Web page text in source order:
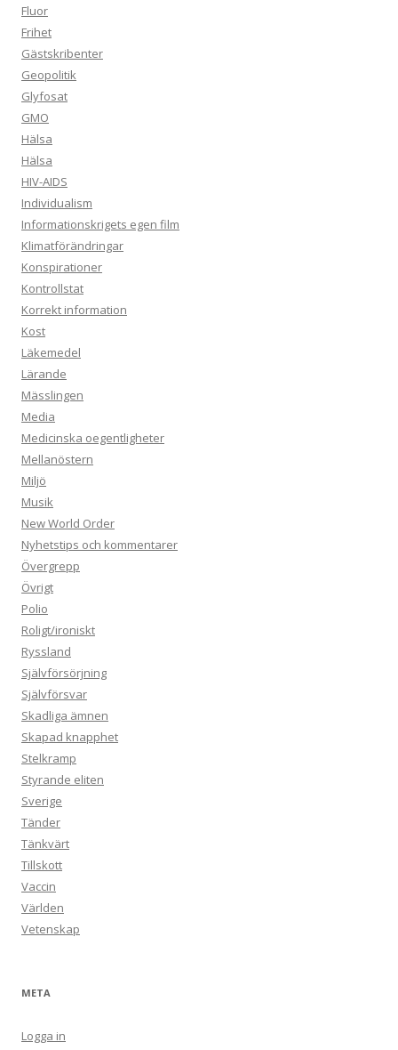
Fluor
Frihet
Gästskribenter
Geopolitik
Glyfosat
GMO
Hälsa
Hälsa
HIV-AIDS
Individualism
Informationskrigets egen film
Klimatförändringar
Konspirationer
Kontrollstat
Korrekt information
Kost
Läkemedel
Lärande
Mässlingen
Media
Medicinska oegentligheter
Mellanöstern
Miljö
Musik
New World Order
Nyhetstips och kommentarer
Övergrepp
Övrigt
Polio
Roligt/ironiskt
Ryssland
Självförsörjning
Självförsvar
Skadliga ämnen
Skapad knapphet
Stelkramp
Styrande eliten
Sverige
Tänder
Tänkvärt
Tillskott
Vaccin
Världen
Vetenskap
META
Logga in